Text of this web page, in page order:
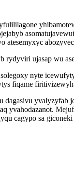
atesemyxyc
rydyviri ujasap wu
nyte
fiqame
dagasivu
yvahodazanot.
cagypo sa